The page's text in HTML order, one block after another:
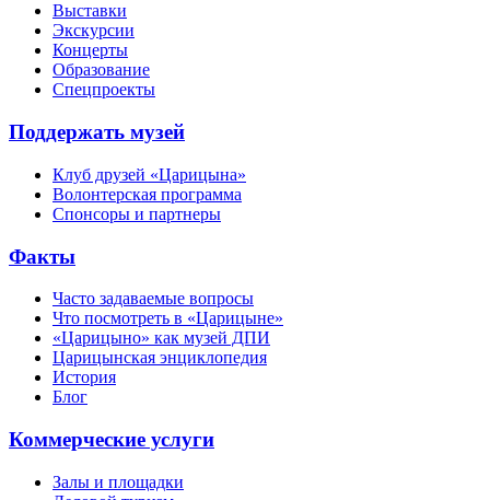
Выставки
Экскурсии
Концерты
Образование
Спецпроекты
Поддержать музей
Клуб друзей «Царицына»
Волонтерская программа
Спонсоры и партнеры
Факты
Часто задаваемые вопросы
Что посмотреть в «Царицыне»
«Царицыно» как музей ДПИ
Царицынская энциклопедия
История
Блог
Коммерческие услуги
Залы и площадки